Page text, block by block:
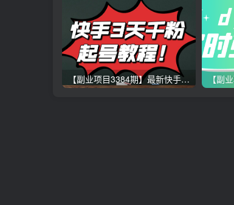
【副业项目3384期】最新快手起号实操技术：3天1000粉（快手怎么快速涨粉丝）